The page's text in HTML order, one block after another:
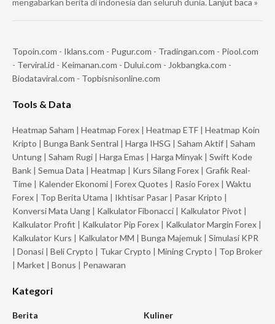
mengabarkan berita di indonesia dan seluruh dunia. Lanjut baca »
Topoin.com - Iklans.com - Pugur.com - Tradingan.com - Piool.com
- Terviral.id - Keimanan.com - Dului.com - Jokbangka.com -
Biodataviral.com - Topbisnisonline.com
Tools & Data
Heatmap Saham | Heatmap Forex | Heatmap ETF | Heatmap Koin
Kripto | Bunga Bank Sentral | Harga IHSG | Saham Aktif | Saham
Untung | Saham Rugi | Harga Emas | Harga Minyak | Swift Kode
Bank | Semua Data | Heatmap | Kurs Silang Forex | Grafik Real-
Time | Kalender Ekonomi | Forex Quotes | Rasio Forex | Waktu
Forex | Top Berita Utama | Ikhtisar Pasar | Pasar Kripto |
Konversi Mata Uang | Kalkulator Fibonacci | Kalkulator Pivot |
Kalkulator Profit | Kalkulator Pip Forex | Kalkulator Margin Forex |
Kalkulator Kurs | Kalkulator MM | Bunga Majemuk | Simulasi KPR
| Donasi | Beli Crypto | Tukar Crypto | Mining Crypto | Top Broker
| Market | Bonus | Penawaran
Kategori
Berita
Kuliner